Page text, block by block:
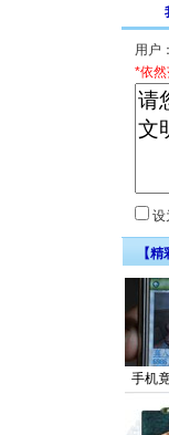
用户：
*依
【
手机